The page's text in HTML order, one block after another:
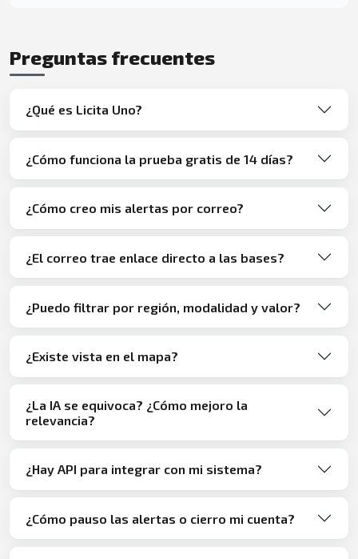
Preguntas frecuentes
¿Qué es Licita Uno?
¿Cómo funciona la prueba gratis de 14 días?
¿Cómo creo mis alertas por correo?
¿El correo trae enlace directo a las bases?
¿Puedo filtrar por región, modalidad y valor?
¿Existe vista en el mapa?
¿La IA se equivoca? ¿Cómo mejoro la
relevancia?
¿Hay API para integrar con mi sistema?
¿Cómo pauso las alertas o cierro mi cuenta?